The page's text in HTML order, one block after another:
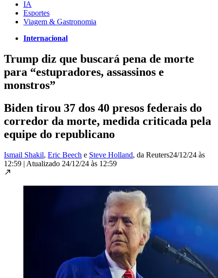
IA
Esportes
Viagem & Gastronomia
Internacional
Trump diz que buscará pena de morte
para “estupradores, assassinos e
monstros”
Biden tirou 37 dos 40 presos federais do
corredor da morte, medida criticada pela
equipe do republicano
Ismail Shakil, Eric Beech e Steve Holland, da Reuters24/12/24 às
12:59 | Atualizado 24/12/24 às 12:59